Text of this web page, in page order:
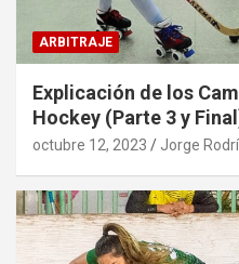
ARBITRAJE
Explicación de los
Hockey (Parte 3 y
octubre 12, 2023 Jorge